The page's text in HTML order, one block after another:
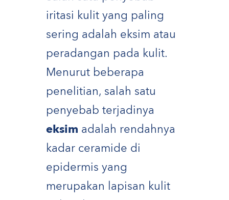
iritasi kulit yang paling
sering adalah eksim atau
peradangan pada kulit.
Menurut beberapa
penelitian, salah satu
penyebab terjadinya
eksim adalah rendahnya
kadar ceramide di
epidermis yang
merupakan lapisan kulit